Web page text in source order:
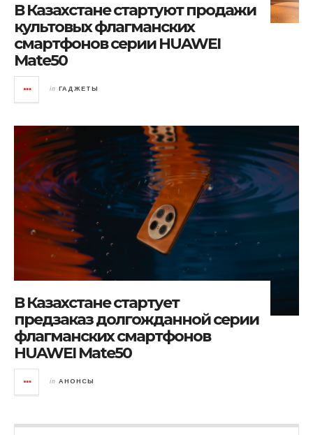
В Казахстане стартуют продажи
культовых флагманских
смартфонов серии HUAWEI
Mate50
in ГАДЖЕТЫ
В Казахстане стартует
предзаказ долгожданной серии
флагманских смартфонов
HUAWEI Mate50
in АНОНСЫ